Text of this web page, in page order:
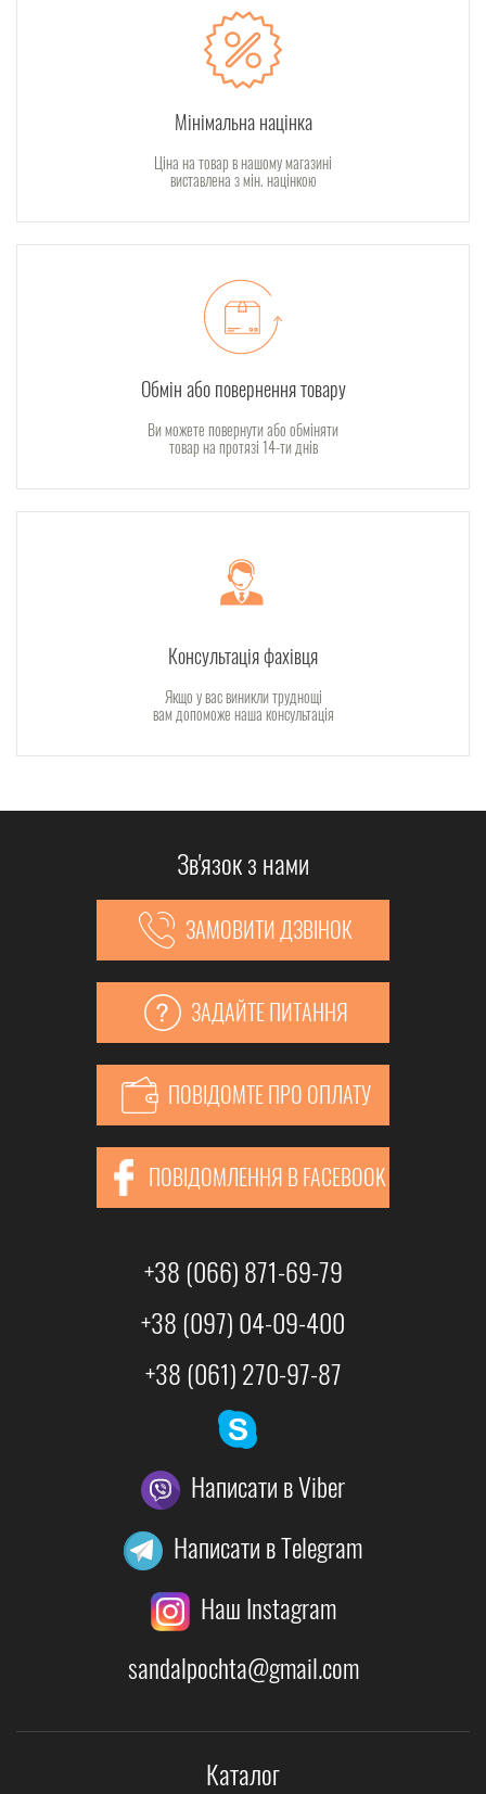
Мінімальна націнка
Ціна на товар в нашому магазині
виставлена з мін. націнкою
Обмін або повернення товару
Ви можете повернути або обміняти
товар на протязі 14-ти днів
Консультація фахівця
Якщо у вас виникли труднощі
вам допоможе наша консультація
Зв'язок з нами
ЗАМОВИТИ ДЗВІНОК
ЗАДАЙТЕ ПИТАННЯ
ПОВІДОМТЕ ПРО ОПЛАТУ
ПОВІДОМЛЕННЯ В FACEBOOK
+38 (066) 871-69-79
+38 (097) 04-09-400
+38 (061) 270-97-87
Написати в Viber
Написати в Telegram
Наш Instagram
sandalpochta@gmail.com
Каталог